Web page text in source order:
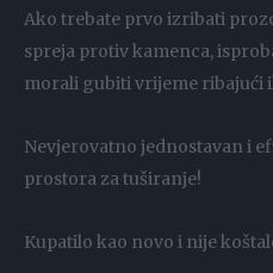
Ako trebate prvo izribati
spreja protiv kamenca,
morali gubiti vrijeme ribajući
Nevjerovatno jednostavan i
prostora za tuširanje!
Kupatilo kao novo i nije